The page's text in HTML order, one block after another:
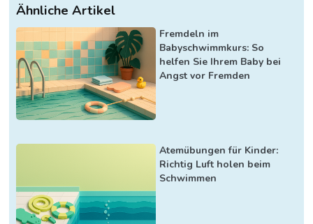
Ähnliche Artikel
Fremdeln im
Babyschwimmkurs: So
helfen Sie Ihrem Baby bei
Angst vor Fremden
Atemübungen für Kinder:
Richtig Luft holen beim
Schwimmen